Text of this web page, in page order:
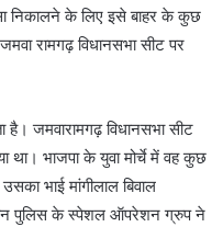
निकालने के लिए इसे बाहर के कुछ
रामगढ़ विधानसभा सीट पर
है। जमवारामगढ़ विधानसभा सीट
था। भाजपा के युवा मोर्चे में वह कुछ
भाई मांगीलाल बिवाल
पुलिस के स्पेशल ऑपरेशन ग्रुप ने